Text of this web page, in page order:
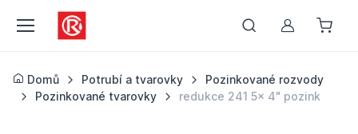
Můj účet
Domů Potrubí a tvarovky
Pozinkované rozvody
Pozinkované tvarovky
redukce 241 5x 4" pozink